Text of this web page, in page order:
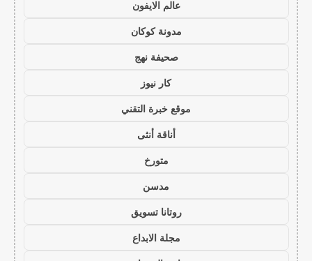
عالم الايفون
مدونة كوكان
صحيفة نهج
كار نيوز
موقع خبرة التقني
أناقة أنثى
متورخ
مدسن
روتانا تسويق
مجلة الابداع